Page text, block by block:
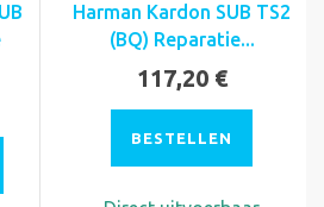
Harman Kardon SUB TS2
(BQ) Reparatie...
117,20 €
BESTELLEN